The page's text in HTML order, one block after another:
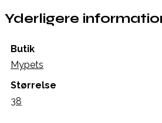
Yderligere
Butik
Mypets
Størrelse
38